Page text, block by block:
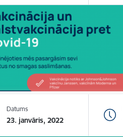
Datums
23. janvāris, 2022